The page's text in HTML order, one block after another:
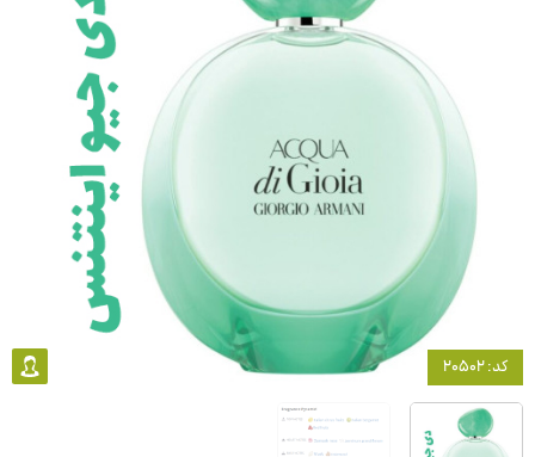
کد: 20502